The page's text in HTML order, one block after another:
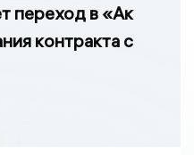
переход в «Ак
контракта с